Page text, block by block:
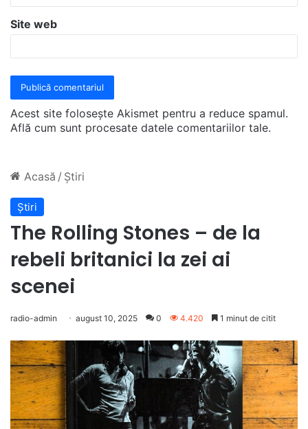
Site web
Acest site folosește Akismet pentru a reduce spamul.
Află cum sunt procesate datele comentariilor tale.